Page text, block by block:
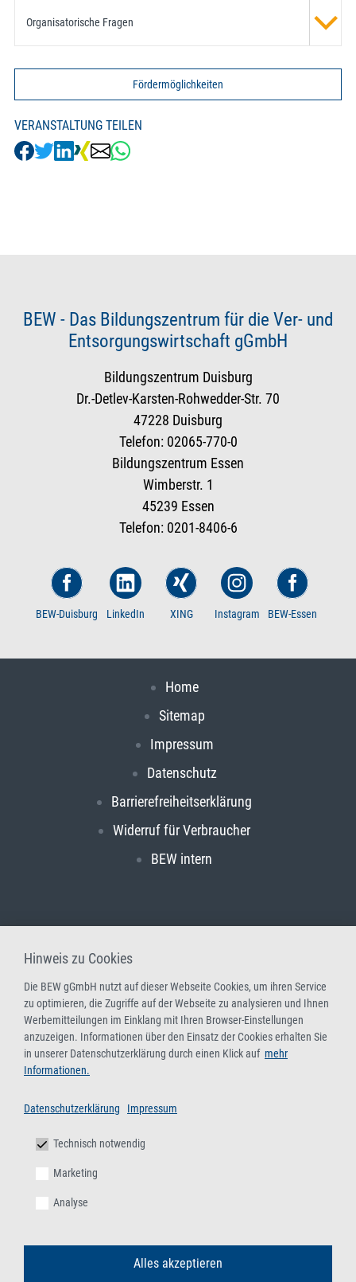
Organisatorische Fragen
Fördermöglichkeiten
VERANSTALTUNG TEILEN
BEW - Das Bildungszentrum für die Ver- und
Entsorgungswirtschaft gGmbH
Bildungszentrum Duisburg
Dr.-Detlev-Karsten-Rohwedder-Str. 70
47228 Duisburg
Telefon: 02065-770-0
Bildungszentrum Essen
Wimberstr. 1
45239 Essen
Telefon: 0201-8406-6
BEW-Duisburg LinkedIn XING Instagram BEW-Essen
Home
Sitemap
Impressum
Datenschutz
Barrierefreiheitserklärung
Widerruf für Verbraucher
BEW intern
Hinweis zu Cookies
Die BEW gGmbH nutzt auf dieser Webseite Cookies, um ihren Service
zu optimieren, die Zugriffe auf der Webseite zu analysieren und Ihnen
Werbemitteilungen im Einklang mit Ihren Browser-Einstellungen
anzuzeigen. Informationen über den Einsatz der Cookies erhalten Sie
in unserer Datenschutzerklärung durch einen Klick auf mehr
Informationen.
Datenschutzerklärung Impressum
Technisch notwendig
Marketing
Analyse
Alles akzeptieren